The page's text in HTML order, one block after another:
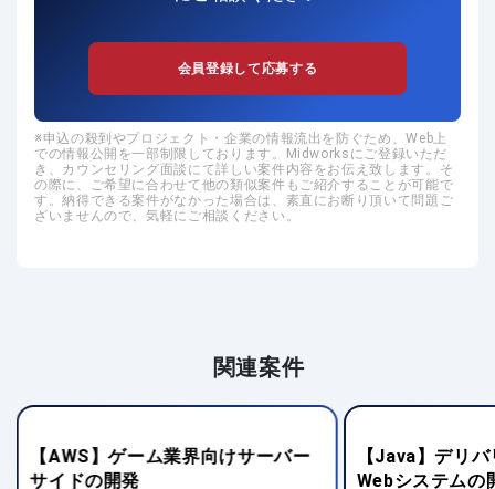
会員登録して応募する
申込の殺到やプロジェクト・企業の情報流出を防ぐため、Web上
での情報公開を一部制限しております。Midworksにご登録いただ
き、カウンセリング面談にて詳しい案件内容をお伝え致します。そ
の際に、ご希望に合わせて他の類似案件もご紹介することが可能で
す。納得できる案件がなかった場合は、素直にお断り頂いて問題ご
ざいませんので、気軽にご相談ください。
関連案件
【AWS】ゲーム業界向けサーバー
サイドの開発
【Java】デリ
Webシステムの